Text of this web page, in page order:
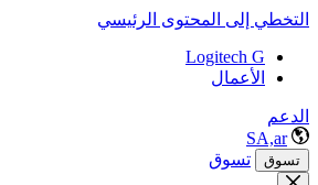
التخطي إلى المحتوى الرئيسي
Logitech G
الأعمال
الدعم
SA,ar
تسوق تسوق